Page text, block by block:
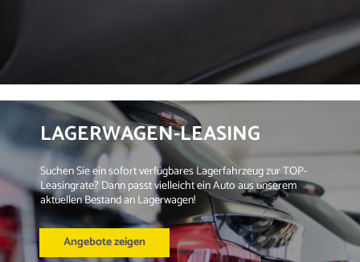
LAGERWAGEN-LEASING
Suchen Sie ein sofort verfügbares Lagerfahrzeug zur TOP-
Leasingrate? Dann passt vielleicht ein Auto aus unserem
aktuellen Bestand an Lagerwagen!
Angebote zeigen